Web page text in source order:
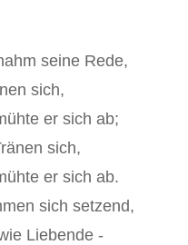
seine Rede,
sich,
er sich ab;
sich,
er sich ab.
sich setzend,
Liebende -